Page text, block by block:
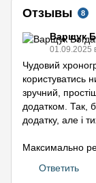
Отзывы 8
Варщук
01.09.2025
Чудовий
користуватись
зручний,
додатком. Так,
додатку, але і
Максимально
Ответить